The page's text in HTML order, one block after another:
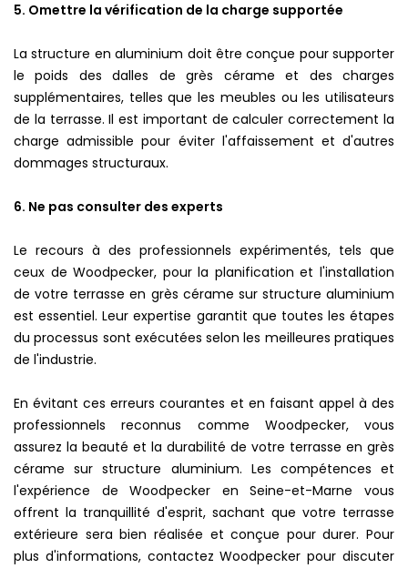
5. Omettre la vérification de la charge supportée
La structure en aluminium doit être conçue pour supporter
le poids des dalles de grès cérame et des charges
supplémentaires, telles que les meubles ou les utilisateurs
de la terrasse. Il est important de calculer correctement la
charge admissible pour éviter l'affaissement et d'autres
dommages structuraux.
6. Ne pas consulter des experts
Le recours à des professionnels expérimentés, tels que
ceux de Woodpecker, pour la planification et l'installation
de votre terrasse en grès cérame sur structure aluminium
est essentiel. Leur expertise garantit que toutes les étapes
du processus sont exécutées selon les meilleures pratiques
de l'industrie.
En évitant ces erreurs courantes et en faisant appel à des
professionnels reconnus comme Woodpecker, vous
assurez la beauté et la durabilité de votre terrasse en grès
cérame sur structure aluminium. Les compétences et
l'expérience de Woodpecker en Seine-et-Marne vous
offrent la tranquillité d'esprit, sachant que votre terrasse
extérieure sera bien réalisée et conçue pour durer. Pour
plus d'informations, contactez Woodpecker pour discuter